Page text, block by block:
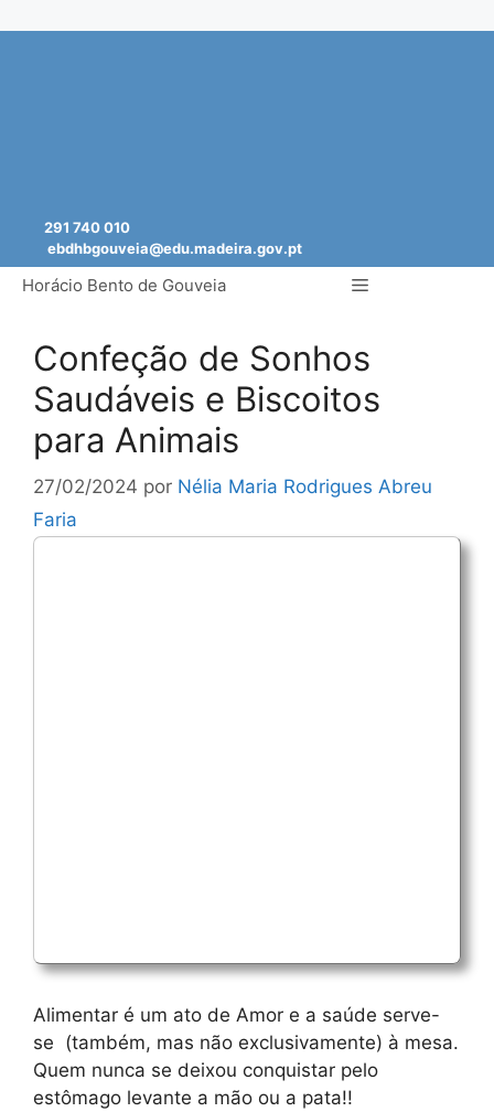
291 740 010
ebdhbgouveia@edu.madeira.gov.pt
Horácio Bento de Gouveia Menu
Confeção de Sonhos
Saudáveis e Biscoitos
para Animais
27/02/2024 por Nélia Maria Rodrigues Abreu
Faria
Alimentar é um ato de Amor e a saúde serve-
se (também, mas não exclusivamente) à mesa.
Quem nunca se deixou conquistar pelo
estômago levante a mão ou a pata!!